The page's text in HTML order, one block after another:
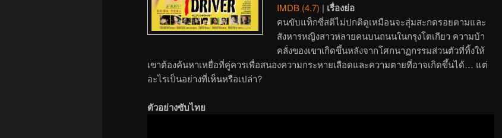
IMDB (4.7) | เรื่องย่อ
คนขับแท็กซี่สติไม่ปกติดูเหมือนจะสุ่มสะกดรอยตามและ
สังหารหญิงสาวหลายคนบนถนนในกรุงโตเกียว ความบ้า
คลั่งของเขาเกิดขึ้นหลังจากโศกนาฏกรรมส่วนตัวที่ทิ้งให้
เขาต้องค้นหาเหยื่อที่คู่ควรเพื่อสนองความกระหายเลือดและความตายที่อาจเกิดขึ้นได้… แต่
อะไรเป็นอย่างที่เห็นหรือเปล่า?
ตัวอย่างซับไทย